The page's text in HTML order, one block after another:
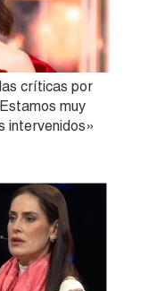
críticas por
muy
intervenidos»